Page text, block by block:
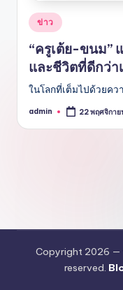
Posted
in
ข่าว
“ครูเต้ย-ขนม”
และชีวิตที่ดีกว่า
ในโลกที่เต็มไปด้วยคว
Posted
admin 22 พฤศจิกา
Copyright 2026 —
reserved.